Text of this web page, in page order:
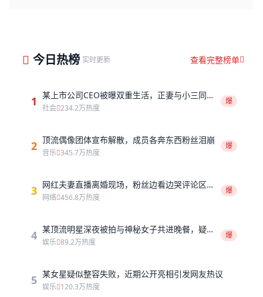
今日热榜 实时更新 查看完整榜单
1 某上市公司CEO被曝双重生活，正妻与小三同城
对峙全程录像流出
社会 234.2万热度
爆
2 顶流偶像团体宣布解散，成员各奔东西粉丝泪崩
音乐 345.7万热度
爆
3 网红夫妻直播离婚现场，粉丝边看边哭评论区刷
屏
网络 456.8万热度
爆
4 某顶流明星深夜被拍与神秘女子共进晚餐，疑似
新恋情曝光
娱乐 89.2万热度
爆
5 某女星疑似整容失败，近期公开亮相引发网友热议
娱乐 120.3万热度